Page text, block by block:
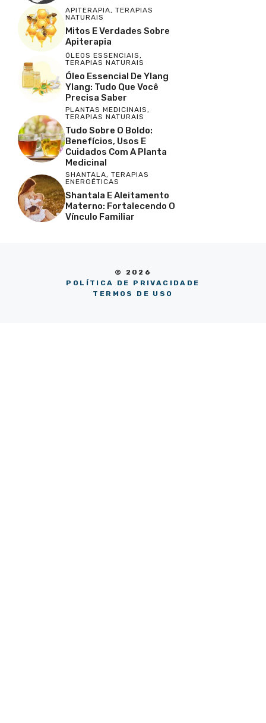
APITERAPIA, TERAPIAS
NATURAIS
Mitos E Verdades Sobre
Apiterapia
ÓLEOS ESSENCIAIS,
TERAPIAS NATURAIS
Óleo Essencial De Ylang
Ylang: Tudo Que Você
Precisa Saber
PLANTAS MEDICINAIS,
TERAPIAS NATURAIS
Tudo Sobre O Boldo:
Benefícios, Usos E
Cuidados Com A Planta
Medicinal
SHANTALA, TERAPIAS
ENERGÉTICAS
Shantala E Aleitamento
Materno: Fortalecendo O
Vínculo Familiar
© 2026
POLÍTICA DE PRIVACIDADE
TERMOS DE USO